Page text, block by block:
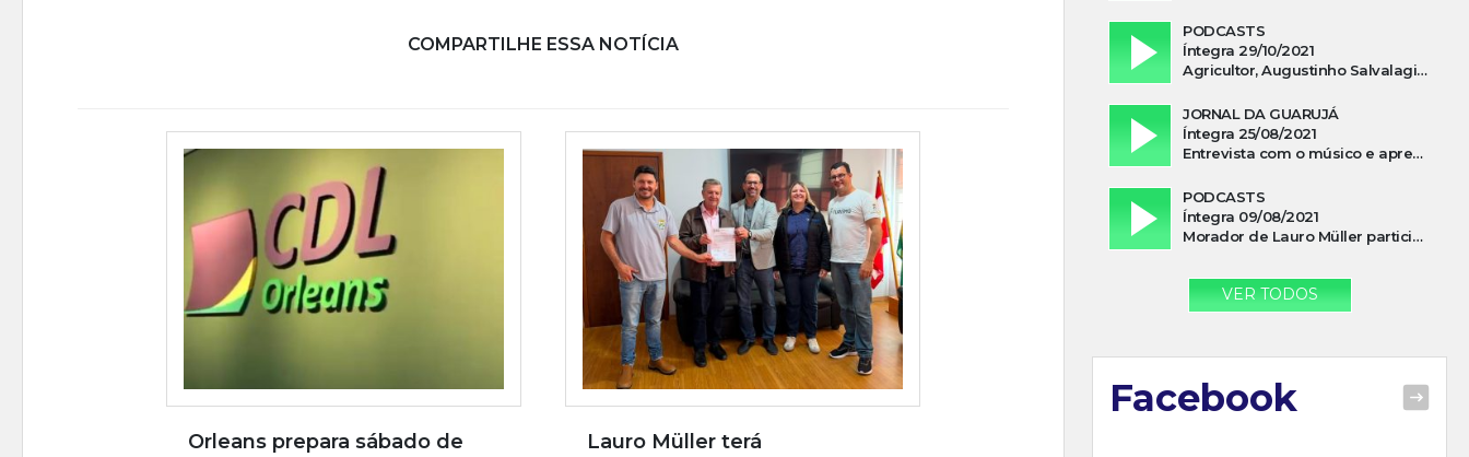
COMPARTILHE ESSA NOTÍCIA
Orleans prepara sábado de
Lauro Müller terá
PODCASTS
Íntegra 29/10/2021
Agricultor, Augustinho Salvalagio, relata sobre aparição do Cavaleiro Negro no Rio das Furnas
JORNAL DA GUARUJÁ
Íntegra 25/08/2021
Entrevista com o músico e apresentador, Lismael Ferrareis, no Cidade e Campo
PODCASTS
Íntegra 09/08/2021
Morador de Lauro Müller participa de motociata em apoio a Bolsonaro
VER TODOS
Facebook